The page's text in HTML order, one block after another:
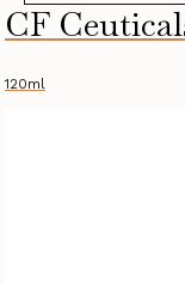
CF
120ml